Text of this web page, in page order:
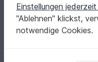
Einstellungen
"Ablehnen" klickst,
notwendige Cookies.